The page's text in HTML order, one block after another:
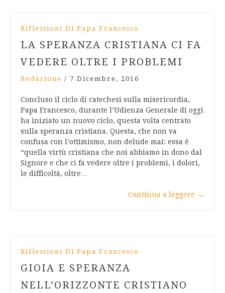
Riflessioni Di Papa Francesco
LA SPERANZA CRISTIANA CI FA
VEDERE OLTRE I PROBLEMI
Redazione / 7 Dicembre, 2016
Concluso il ciclo di catechesi sulla misericordia,
Papa Francesco, durante l’Udienza Generale di oggi
ha iniziato un nuovo ciclo, questa volta centrato
sulla speranza cristiana. Questa, che non va
confusa con l’ottimismo, non delude mai: essa è
“quella virtù cristiana che noi abbiamo in dono dal
Signore e che ci fa vedere oltre i problemi, i dolori,
le difficoltà, oltre…
Continua a leggere →
Riflessioni Di Papa Francesco
GIOIA E SPERANZA
NELL’ORIZZONTE CRISTIANO